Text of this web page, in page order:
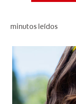
minutos leídos